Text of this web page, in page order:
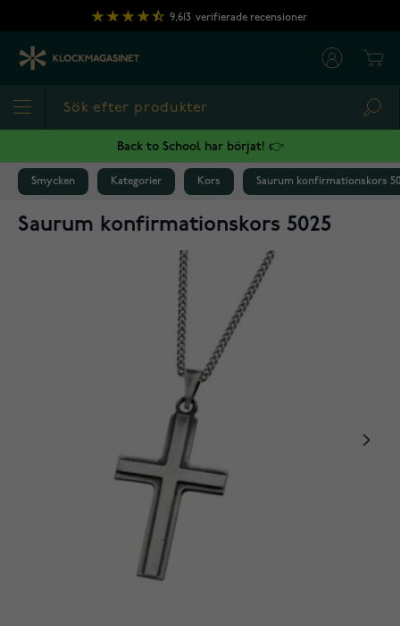
Hoppa till innehållet
9,613 verifierade recensioner
Back to School har börjat! 👉
Smycken Kategorier Kors Saurum konfirmationskors
Saurum konfirmationskors 5025